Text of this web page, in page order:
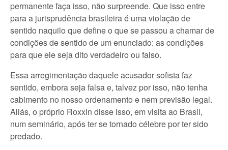
permanente faça isso, não surpreende. Que isso entre
para a jurisprudência brasileira é uma violação de
sentido naquilo que define o que se passou a chamar de
condições de sentido de um enunciado: as condições
para que ele seja dito verdadeiro ou falso.
Essa arregimentação daquele acusador sofista faz
sentido, embora seja falsa e, talvez por isso, não tenha
cabimento no nosso ordenamento e nem previsão legal.
Aliás, o próprio Roxxin disse isso, em visita ao Brasil,
num seminário, após ter se tornado célebre por ter sido
predado.